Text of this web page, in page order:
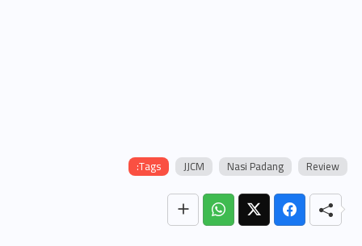
Tags: JJCM Nasi Padang Review